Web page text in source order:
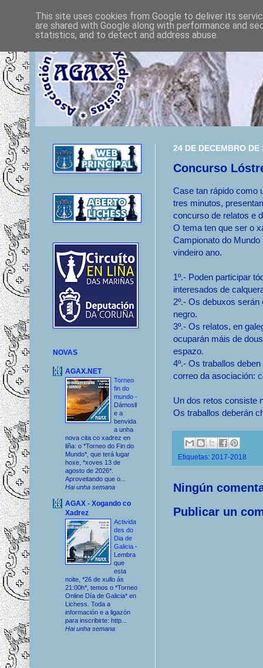
24 DE DECEMBRO DE
Concurso
Case tan rápido como
tres minutos,
concurso de relatos e
O tema ten que ser o
Campionato do Mundo
vindeiro ano.
1º.- Poden participar
interesados de
2º.- Os debuxos serán
negro.
3º.- Os relatos, en
ocuparán máis de
espazo.
4º.- Os traballos
correo da asociación:
Un dos retos consiste
Os traballos deberán
Etiquetas: 2017-2018
Ningún
Publicar un
NOVAS
AGAX.NET
Torneo
fin do
mundo -
Dámosll
e a
benvida
a unha
nova cita co xadrez en
liña: o *Torneo do Fin do
Mundo*, que terá lugar
hoxe, *xoves 13 de
agosto de 2026*.
Aproveitando que o...
Hai unha semana
AGAX - Xogando co
Xadrez
Activida
des do
Dia de
Galicia -
Lembra
que
esta
noite, *26 de xullo ás
21:00h*, temos o *Torneo
Online Día de Galicia* en
Lichess. Toda a
información e a ligazón
para inscribirte: http...
Hai unha semana
This site uses cookies from Google to deliver its
are shared with Google along with performance and
statistics, and to detect and address abuse.